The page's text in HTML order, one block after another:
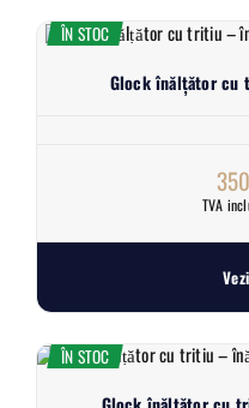
Glock înălțător cu
ÎN STOC
TVA
ÎN STOC